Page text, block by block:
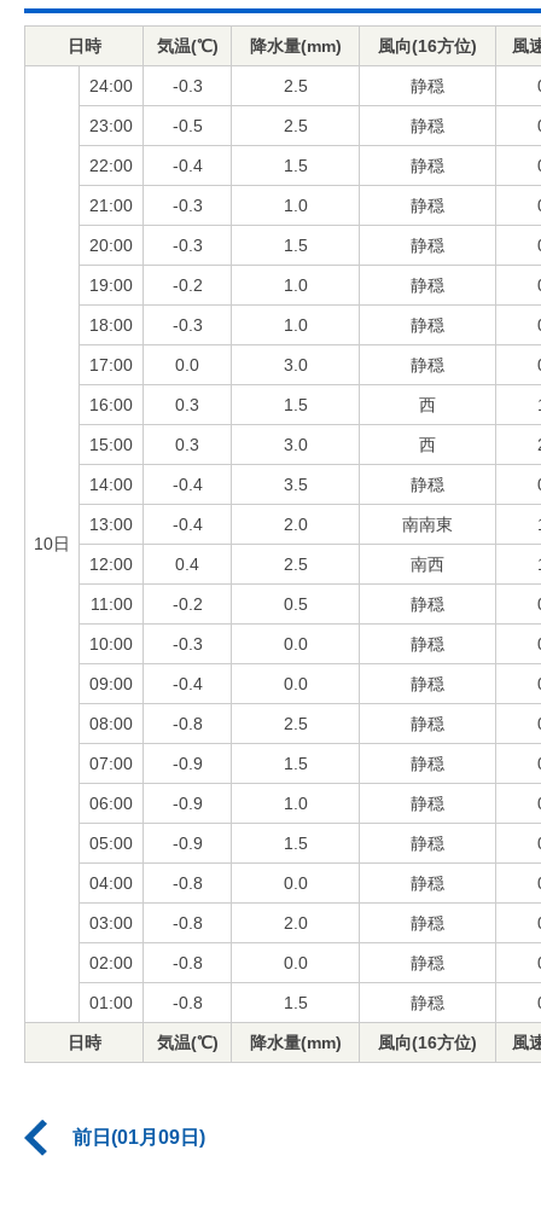
日時 気温(℃) 降水量(mm) 風向(16方位) 風
10日
24:00 -0.3 2.5 静穏
23:00 -0.5 2.5 静穏
22:00 -0.4 1.5 静穏
21:00 -0.3 1.0 静穏
20:00 -0.3 1.5 静穏
19:00 -0.2 1.0 静穏
18:00 -0.3 1.0 静穏
17:00 0.0 3.0 静穏
16:00 0.3 1.5 西
15:00 0.3 3.0 西
14:00 -0.4 3.5 静穏
13:00 -0.4 2.0 南南東
12:00 0.4 2.5 南西
11:00 -0.2 0.5 静穏
10:00 -0.3 0.0 静穏
09:00 -0.4 0.0 静穏
08:00 -0.8 2.5 静穏
07:00 -0.9 1.5 静穏
06:00 -0.9 1.0 静穏
05:00 -0.9 1.5 静穏
04:00 -0.8 0.0 静穏
03:00 -0.8 2.0 静穏
02:00 -0.8 0.0 静穏
01:00 -0.8 1.5 静穏
日時 気温(℃) 降水量(mm) 風向(16方位) 風
前日(01月09日)